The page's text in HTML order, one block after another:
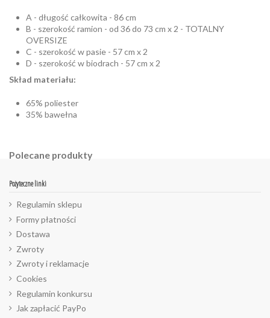
A - długość całkowita - 86 cm
B - szerokość ramion - od 36 do 73 cm x 2 - TOTALNY
OVERSIZE
C - szerokość w pasie - 57 cm x 2
D - szerokość w biodrach - 57 cm x 2
Skład materiału:
65% poliester
35% bawełna
Polecane produkty
Pożyteczne linki
Regulamin sklepu
Formy płatności
Dostawa
Zwroty
Zwroty i reklamacje
Cookies
Regulamin konkursu
Jak zapłacić PayPo